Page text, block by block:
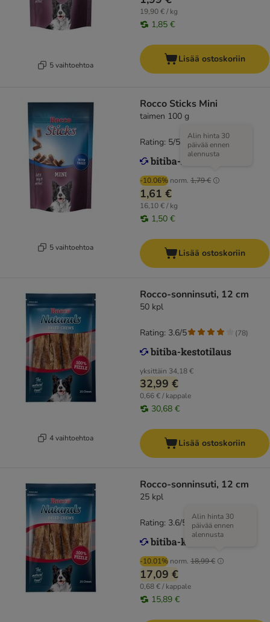
5 vaihtoehtoa
19,90 € / kg
1,85 €
Lisää ostoskoriin
5 vaihtoehtoa
Rocco Sticks Mini
taimen 100 g
-10.06% norm. 1,79 €
Alin hinta 30
päivää ennen
alennusta
1,61 €
16,10 € / kg
1,50 €
Rating: 5/5 (
Lisää ostoskoriin
4 vaihtoehtoa
Rocco-sonninsuti, 12 cm
50 kpl
yksittäin 34,18 €
32,99 €
0,66 € / kappale
30,68 €
Rating: 3.6/5 (78)
Lisää ostoskoriin
Rocco-sonninsuti, 12 cm
25 kpl
-10.01% norm. 18,99 €
Alin hinta 30
päivää ennen
alennusta
17,09 €
0,68 € / kappale
15,89 €
Rating: 3.6/5